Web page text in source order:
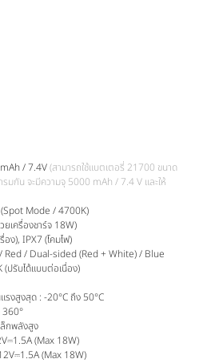
/ 7.4V(สามารถใช้แบตเตอรี่ 21700 ขนาด
กัน จะมีความจุ 5000 mAh / 7.4 V และให้
Mode / 4700K)
ยเครื่องชาร์จ 18W)
ง), IPX7 (โคมไฟ)
Red / Dual-sided (Red + White) / Blue
รับได้แบบต่อเนื่อง)
รงสูงสุด : -20°C ถึง 50°C
360°
กพลังสูง
(Max 18W)
(Max 18W)